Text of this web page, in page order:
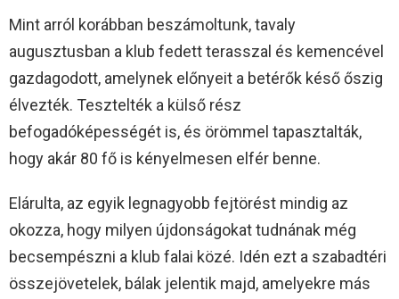
Mint arról korábban beszámoltunk, tavaly
augusztusban a klub fedett terasszal és kemencével
gazdagodott, amelynek előnyeit a betérők késő őszig
élvezték. Tesztelték a külső rész
befogadóképességét is, és örömmel tapasztalták,
hogy akár 80 fő is kényelmesen elfér benne.
Elárulta, az egyik legnagyobb fejtörést mindig az
okozza, hogy milyen újdonságokat tudnának még
becsempészni a klub falai közé. Idén ezt a szabadtéri
összejövetelek, bálak jelentik majd, amelyekre más